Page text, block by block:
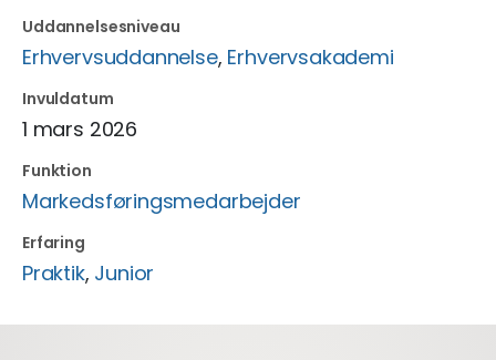
Uddannelsesniveau
Erhvervsuddannelse, Erhvervsakademi
Invuldatum
1 mars 2026
Funktion
Markedsføringsmedarbejder
Erfaring
Praktik, Junior